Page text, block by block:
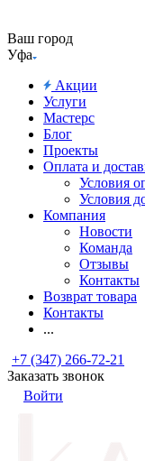
Ваш город
Уфа
Акции
Услуги
Мастерс
Блог
Проекты
Оплата и
Условия
Условия
Компания
Новости
Команда
Отзывы
Контакты
Возврат товара
Контакты
...
+7 (347) 266-72-21
Заказать звонок
Войти